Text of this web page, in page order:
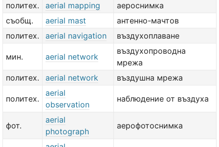
политех.
aerial mapping
аероснимка
съобщ.
aerial mast
антенно-мачтов
политех.
aerial navigation въздухоплаване
мин. aerial network
въздухопроводна
мрежа
политех.
aerial network въздушна мрежа
политех.
aerial
observation
наблюдение от въздуха
фот.
aerial
photograph
аерофотоснимка